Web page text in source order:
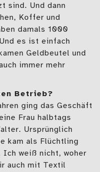
sind. Und dann
Koffer und
damals 1000
es ist einfach
Geldbeutel und
immer mehr
Betrieb?
ging das Geschäft
Frau halbtags
Ursprünglich
kam als Flüchtling
Ich weiß nicht, woher
auch mit Textil